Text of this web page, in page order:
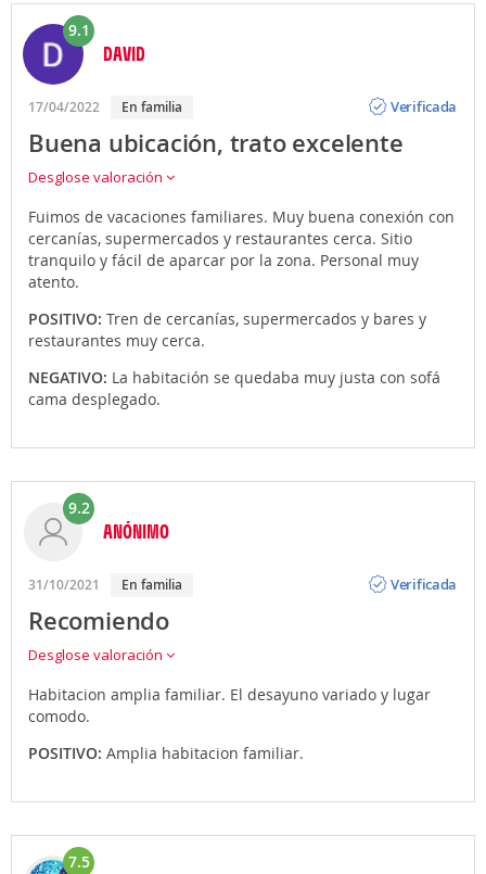
9.1
DAVID
17/04/2022 En familia
Verificada
Buena ubicación, trato excelente
Desglose valoración
Fuimos de vacaciones familiares. Muy buena conexión con
cercanías, supermercados y restaurantes cerca. Sitio
tranquilo y fácil de aparcar por la zona. Personal muy
atento.
POSITIVO: Tren de cercanías, supermercados y bares y
restaurantes muy cerca.
NEGATIVO: La habitación se quedaba muy justa con sofá
cama desplegado.
9.2
ANÓNIMO
31/10/2021 En familia
Verificada
Recomiendo
Desglose valoración
Habitacion amplia familiar. El desayuno variado y lugar
comodo.
POSITIVO: Amplia habitacion familiar.
7.5